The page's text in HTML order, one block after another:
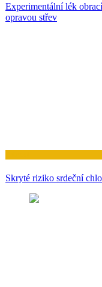
Experimentální lék
opravou střev
Skryté riziko srdeční